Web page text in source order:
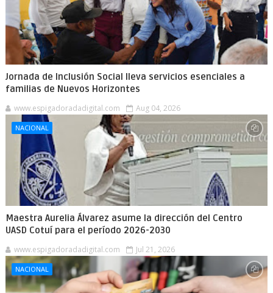
Jornada de Inclusión Social lleva servicios esenciales a
familias de Nuevos Horizontes
www.espigadoradadigital.com Aug 04, 2026
NACIONAL
Maestra Aurelia Álvarez asume la dirección del Centro
UASD Cotuí para el período 2026-2030
www.espigadoradadigital.com Jul 21, 2026
NACIONAL